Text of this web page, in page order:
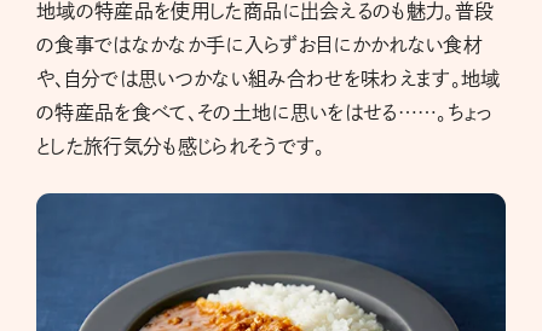
地域の特産品を使用した商品に出会えるのも魅力。普段
の食事ではなかなか手に入らずお目にかかれない食材
や、自分では思いつかない組み合わせを味わえます。地域
の特産品を食べて、その土地に思いをはせる……。ちょっ
とした旅行気分も感じられそうです。